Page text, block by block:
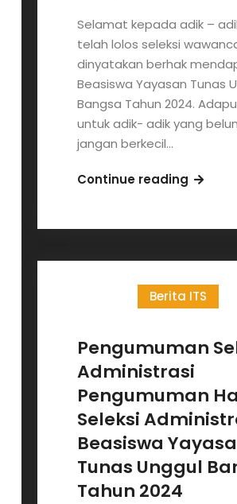
Selamat kepada adik –
telah lolos seleksi
dinyatakan berhak
Beasiswa Yayasan Tunas
Bangsa Tahun 2024.
untuk adik- adik yang
jangan berkecil…
Continue reading
Tunas
Bangsa
Berita ITS
Pengumuman
Administrasi
Pengumuman
Seleksi
Beasiswa
Tunas Unggul
Tahun 2024